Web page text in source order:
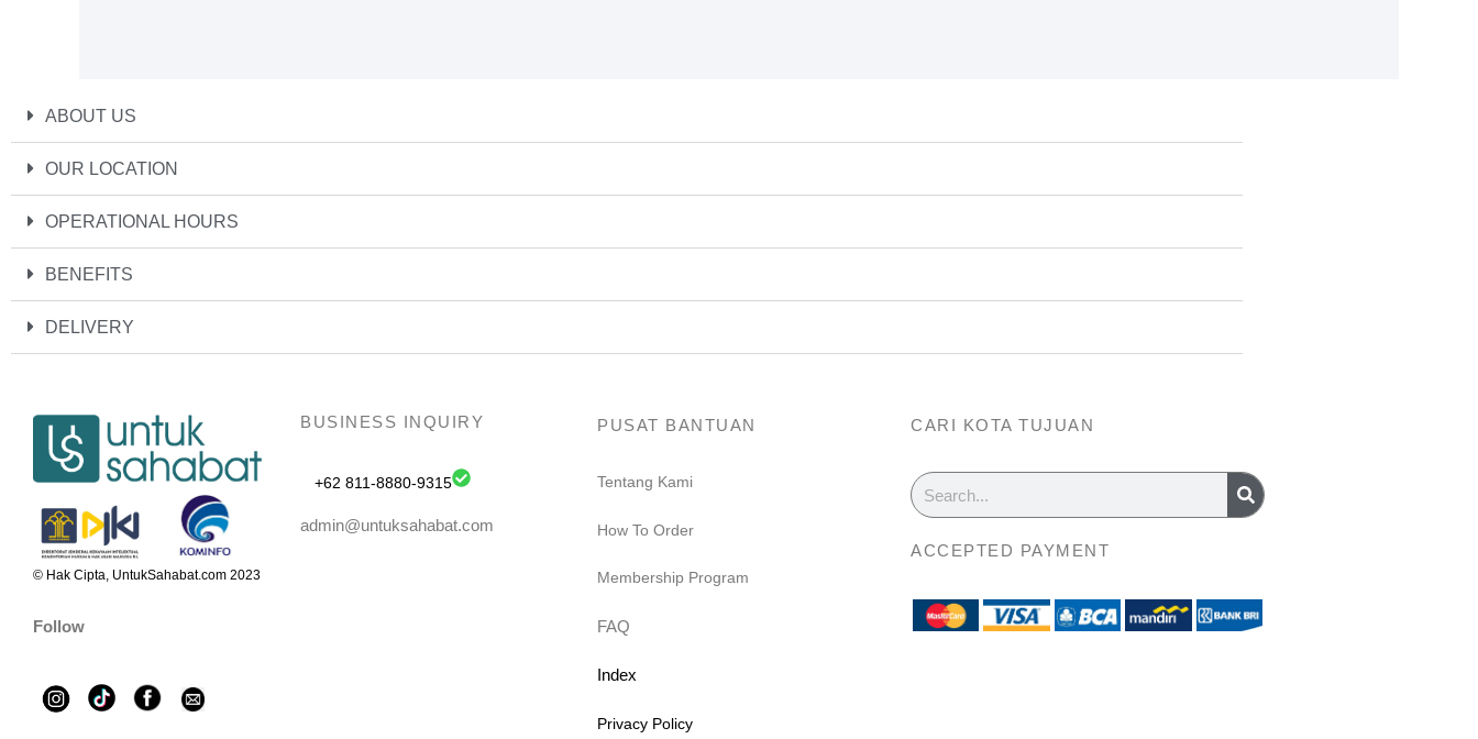
ABOUT US
OUR LOCATION
OPERATIONAL HOURS
BENEFITS
DELIVERY
© Hak Cipta, UntukSahabat.com 2023
Follow
BUSINESS INQUIRY
+62 811-8880-9315
admin@untuksahabat.com
PUSAT BANTUAN
Tentang Kami
How To Order
Membership Program
FAQ
Index
Privacy Policy
CARI KOTA TUJUAN
Search
ACCEPTED PAYMENT